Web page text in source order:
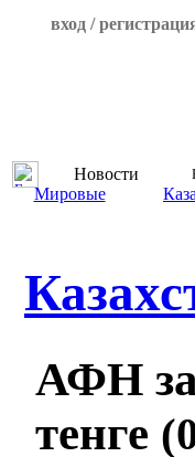
вход /
Новости
Мировые
АФН
тенге